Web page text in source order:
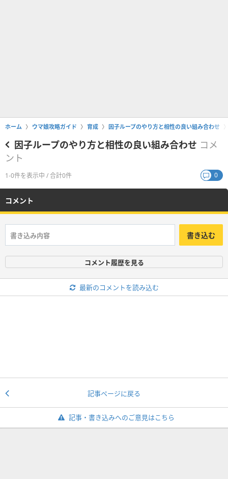
ホーム ウマ娘攻略ガイド 育成 因子ループのやり方と相性の良い組み合わせ
因子ループのやり方と相性の良い組み合わせ コメ
ント
1-0件を表示中 / 合計0件 0
コメント
書き込む
コメント履歴を見る
最新のコメントを読み込む
記事ページに戻る
記事・書き込みへのご意見はこちら